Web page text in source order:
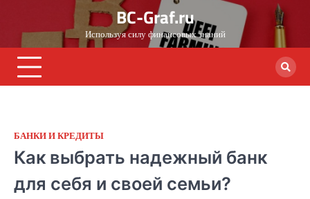
content
BC-Graf.ru
Используя силу финансовых знаний
БАНКИ И КРЕДИТЫ
Как выбрать надежный банк
для себя и своей семьи?